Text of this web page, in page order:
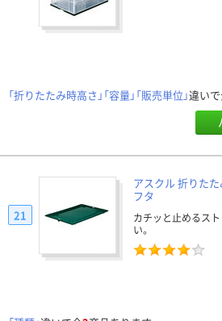
「折りたたみ時高さ」「容量」「販売単位」違い
アスクル 折りたた
フタ
カチッと止めるス
い。
21